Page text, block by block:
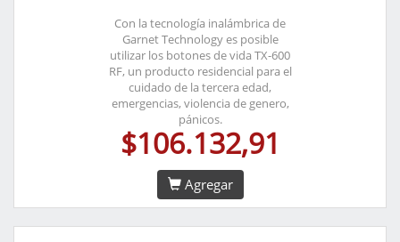
Con la tecnología inalámbrica de
Garnet Technology es posible
utilizar los botones de vida TX-600
RF, un producto residencial para el
cuidado de la tercera edad,
emergencias, violencia de genero,
pánicos.
$106.132,91
Agregar